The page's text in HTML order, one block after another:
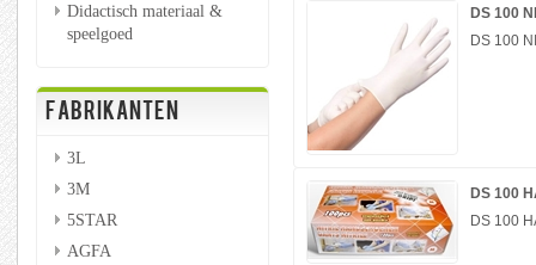
Didactisch materiaal &
speelgoed
FABRIKANTEN
3L
3M
5STAR
AGFA
DS 100
DS 100
DS 100
DS 100